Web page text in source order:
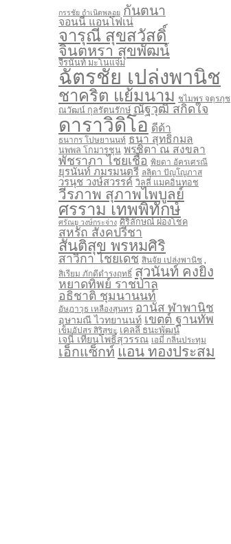
กรรชัย กำเนิดพลอย กันตนา
จอนนี่ แอนโฟเน่
จารุณี สุขสวัสดิ์
จินตหรา สุขพัฒน์
จีรนันท์ มะโนแจ่ม
ฉัตรชัย เปล่งพานิช
ชาคริต แย้มนาม ชไมพร จตุรภุช
ณวัฒน์ กุลรัตนรักษ์ ณัฐวุฒิ สกิดใจ
ดาราวิดิโอ ดีด้า
ธนากร โปษยานนท์ ธนา สุทธิกมล
นพพล โกมารชุน พรชิตา ณ สงขลา
พัชราภา ไชยเชื้อ พิยดา อัครเศรณี
ยุรนันท์ ภมรมนตรี ลลิตา ปัญโญภาส
วรนุช วงษ์สวรรค์ วิลลี่ แมคอินทอช
วีรภาพ สุภาพไพบูลย์
ศรราม เทพพิทักษ์
ศรัณยู วงษ์กระจ่าง ศิริลักษณ์ ผ่องโชค
สหรัถ สังคปรีชา
สันติสุข พรหมศิริ
สาวิกา ไชยเดช สินจัย เปล่งพานิช
สิเรียม ภักดีดำรงฤทธิ์ สุวนันท์ คงยิ่ง
หยาดทิพย์ ราชปาล
อธิชาติ ชุมนานนท์
อัษฎาวุธ เหลืองสุนทร อานัส ฬาพานิช
อุษามณี ไวทยานนท์ เขตต์ ฐานทัพ
เข็มอัปสร สิริสุขะ เคลลี่ ธนะพัฒน์
เจนี่ เทียนโพธิ์สุวรรณ เอมี่ กลิ่นประทุม
เอ็กแซ็กท์ แอน ทองประสม